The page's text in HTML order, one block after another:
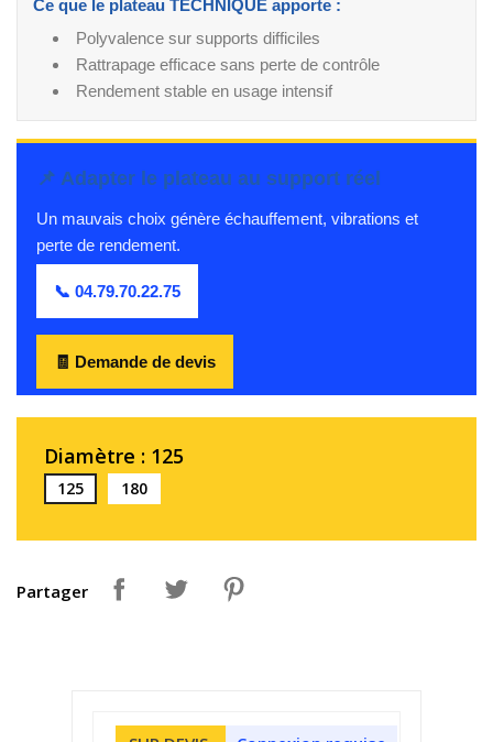
Ce que le plateau TECHNIQUE apporte :
Polyvalence sur supports difficiles
Rattrapage efficace sans perte de contrôle
Rendement stable en usage intensif
📌 Adapter le plateau au support réel
Un mauvais choix génère échauffement, vibrations et
perte de rendement.
📞 04.79.70.22.75
🧾 Demande de devis
Diamètre : 125
125 180
Partager